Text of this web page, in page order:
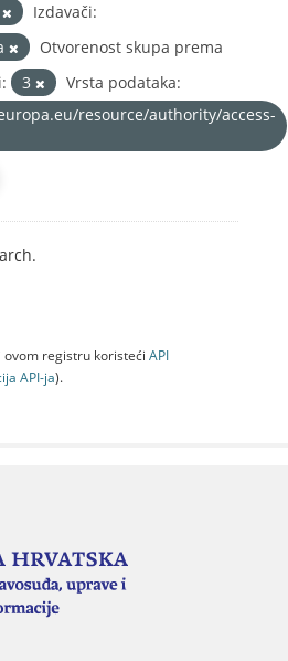
Izdavači:
Otvorenost skupa prema
3
Vrsta podataka:
resource/authority/access-
registru koristeći API
API-jа).